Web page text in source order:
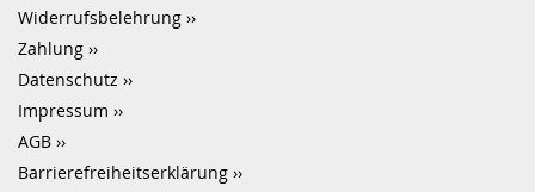
Widerrufsbelehrung
Zahlung
Datenschutz
Impressum
AGB
Barrierefreiheitserklärung